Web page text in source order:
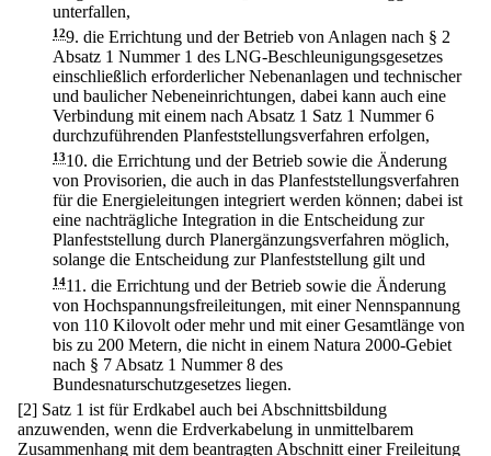
unterfallen,
129. die Errichtung und der Betrieb von Anlagen nach § 2
Absatz 1 Nummer 1 des LNG-Beschleunigungsgesetzes
einschließlich erforderlicher Nebenanlagen und technischer
und baulicher Nebeneinrichtungen, dabei kann auch eine
Verbindung mit einem nach Absatz 1 Satz 1 Nummer 6
durchzuführenden Planfeststellungsverfahren erfolgen,
1310. die Errichtung und der Betrieb sowie die Änderung
von Provisorien, die auch in das Planfeststellungsverfahren
für die Energieleitungen integriert werden können; dabei ist
eine nachträgliche Integration in die Entscheidung zur
Planfeststellung durch Planergänzungsverfahren möglich,
solange die Entscheidung zur Planfeststellung gilt und
1411. die Errichtung und der Betrieb sowie die Änderung
von Hochspannungsfreileitungen, mit einer Nennspannung
von 110 Kilovolt oder mehr und mit einer Gesamtlänge von
bis zu 200 Metern, die nicht in einem Natura 2000-Gebiet
nach § 7 Absatz 1 Nummer 8 des
Bundesnaturschutzgesetzes liegen.
[2] Satz 1 ist für Erdkabel auch bei Abschnittsbildung
anzuwenden, wenn die Erdverkabelung in unmittelbarem
Zusammenhang mit dem beantragten Abschnitt einer Freileitung